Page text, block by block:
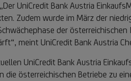
UniCredit Bank Austria
Zudem wurde im März der
der
meint UniCredit Bank Austria
UniCredit Bank Austria
österreichischen Betriebe zu